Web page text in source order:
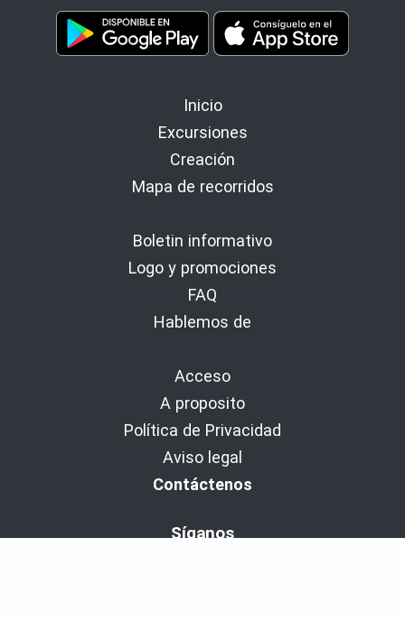
Inicio
Excursiones
Creación
Mapa de recorridos
Boletin informativo
Logo y promociones
FAQ
Hablemos de
Acceso
A proposito
Política de Privacidad
Aviso legal
Contáctenos
Síganos